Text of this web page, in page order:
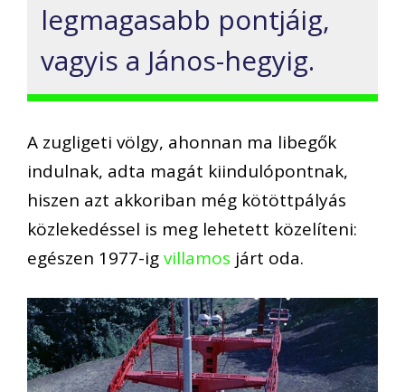
legmagasabb pontjáig,
vagyis a János-hegyig.
A zugligeti völgy, ahonnan ma libegők
indulnak, adta magát kiindulópontnak,
hiszen azt akkoriban még kötöttpályás
közlekedéssel is meg lehetett közelíteni:
egészen 1977-igvillamos járt oda.